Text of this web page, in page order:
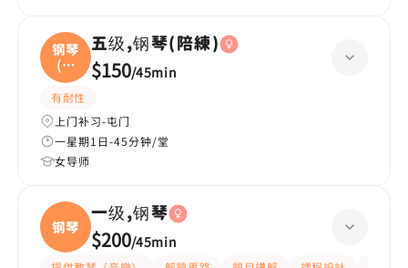
钢琴
(陪
練
五级,钢琴(陪練)
$150/45min
有耐性
上门补习-屯门
一星期1日-45分钟/堂
女导师
钢琴
一级,钢琴
$200/45min